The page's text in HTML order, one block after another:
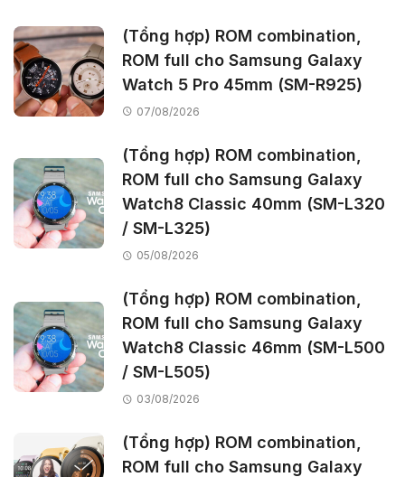
(Tổng hợp) ROM combination,
ROM full cho Samsung Galaxy
Watch 5 Pro 45mm (SM-R925)
07/08/2026
(Tổng hợp) ROM combination,
ROM full cho Samsung Galaxy
Watch8 Classic 40mm (SM-L320
/ SM-L325)
05/08/2026
(Tổng hợp) ROM combination,
ROM full cho Samsung Galaxy
Watch8 Classic 46mm (SM-L500
/ SM-L505)
03/08/2026
(Tổng hợp) ROM combination,
ROM full cho Samsung Galaxy